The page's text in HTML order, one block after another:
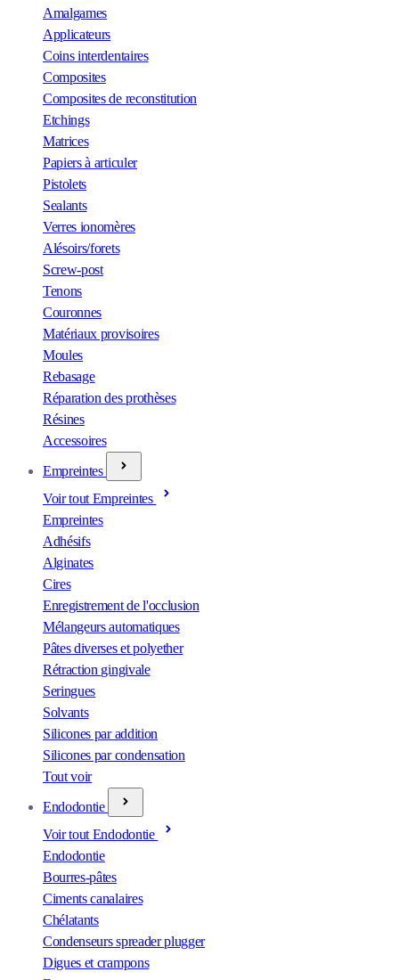
Amalgames
Applicateurs
Coins interdentaires
Composites
Composites de reconstitution
Etchings
Matrices
Papiers à articuler
Pistolets
Sealants
Verres ionomères
Alésoirs/forets
Screw-post
Tenons
Couronnes
Matériaux provisoires
Moules
Rebasage
Réparation des prothèses
Résines
Accessoires
Empreintes
Voir tout Empreintes
Empreintes
Adhésifs
Alginates
Cires
Enregistrement de l'occlusion
Mélangeurs automatiques
Pâtes diverses et polyether
Rétraction gingivale
Seringues
Solvants
Silicones par addition
Silicones par condensation
Tout voir
Endodontie
Voir tout Endodontie
Endodontie
Bourres-pâtes
Ciments canalaires
Chélatants
Condenseurs spreader plugger
Digues et crampons